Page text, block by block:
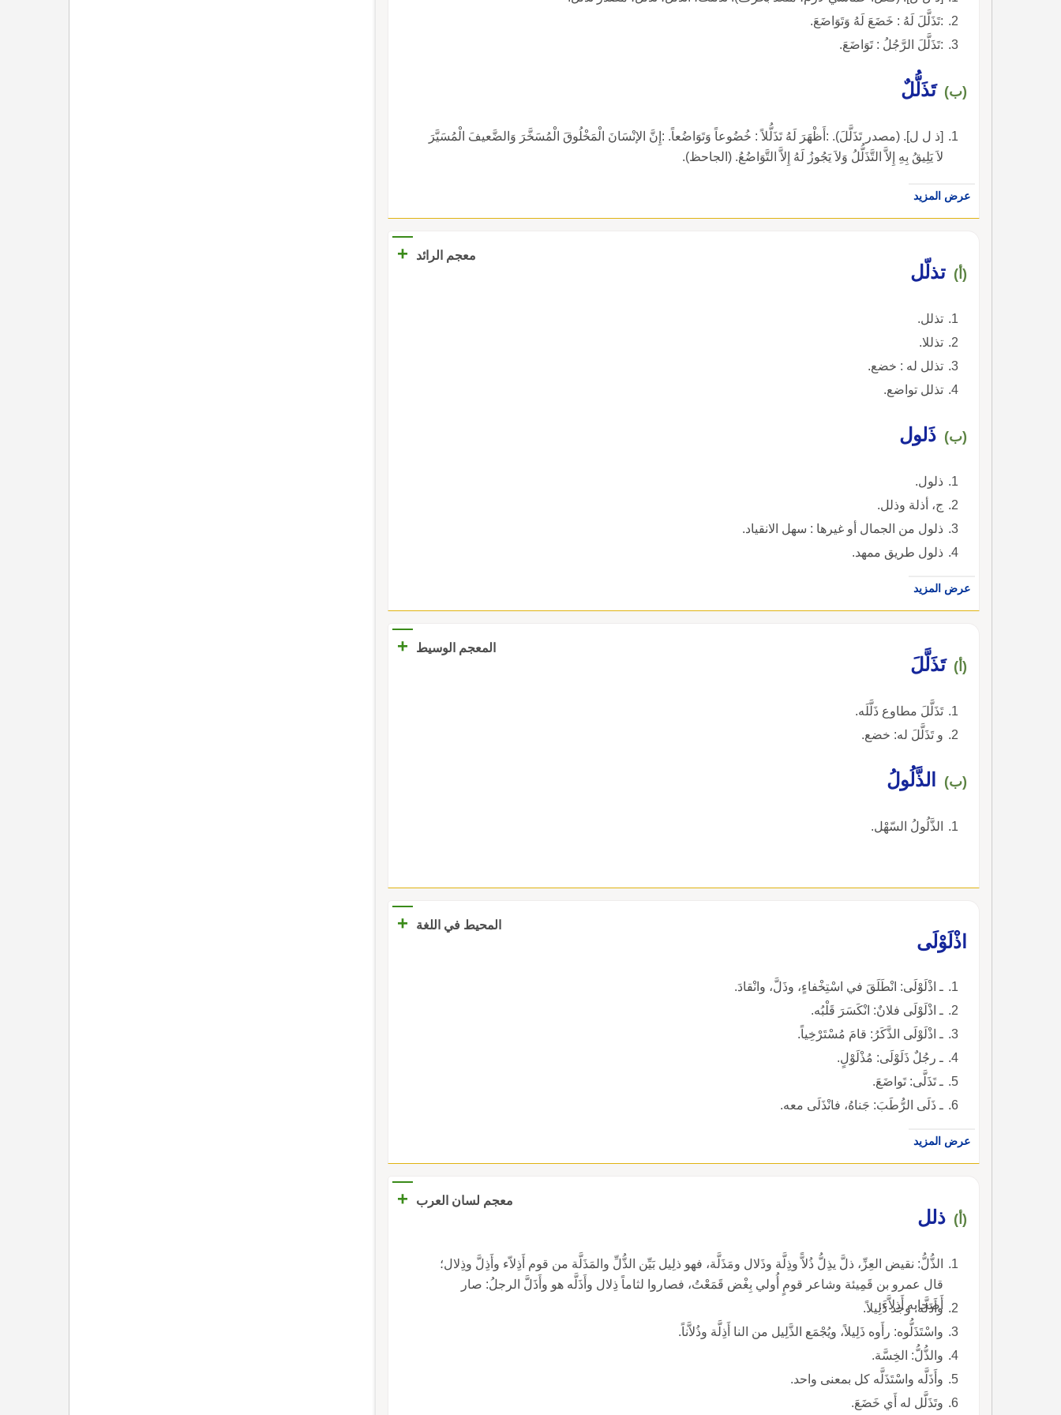
:تَذَلَّلَ لَهُ : خَضَعَ لَهُ وَتَوَاضَعَ.
:تَذَلَّلَ الرَّجُلُ : تَوَاضَعَ.
(ب) تَذَلُّلٌ
[ذ ل ل]. (مصدر تَذَلَّلَ). :أَظْهَرَ لَهُ تَذَلُّلاً : خُضُوعاً وَتَوَاضُعاً. :إِنَّ الإنْسَانَ الْمَخْلُوقَ الْمُسَخَّرَ وَالضَّعيفَ الْمُسَيَّرَ
لاَ يَلِيقُ بِهِ إِلاَّ التَّذَلُّلُ وَلاَ يَجُوزُ لَهُ إِلاَّ التَّوَاضُعُ. (الجاحظ).
عرض المزيد
معجم الرائد +
(أ) تذلّل
تذلل.
تذللا.
تذلل له : خضع.
تذلل تواضع.
(ب) ذَلول
ذلول.
ج، أذلة وذلل.
ذلول من الجمال أو غيرها : سهل الانقياد.
ذلول طريق ممهد.
عرض المزيد
المعجم الوسيط +
(أ) تَذَلَّلَ
تَذَلَّلَ مطاوع ذَلَّلَه.
و تَذَلَّلَ له: خضع.
(ب) الذَّلُولُ
الذَّلُولُ السّهْل.
المحيط في اللغة
+
اذْلَوْلَى
ـ اذْلَوْلَى: انْطَلَقَ في اسْتِخْفاءٍ، وذَلَّ، وانْقادَ.
ـ اذْلَوْلَى فلانٌ: انْكَسَرَ قَلْبُه.
ـ اذْلَوْلَى الذَّكَرُ: قامَ مُسْتَرْخِياً.
ـ رجُلٌ ذَلَوْلَى: مُذْلَوْلٍ.
ـ تَذَلَّى: تَواضَعَ.
ـ ذَلَى الرُّطَبَ: جَناهُ، فانْذَلَى معه.
عرض المزيد
معجم لسان العرب +
(أ) ذلل
الذُّلُّ: نقيض العِزِّ، ذلَّ يذِلُّ ذُلاًّ وذِلَّة وذَلال ومَذَلَّة، فهو ذلِيل بَيِّن الذُّلِّ والمَذَلَّة من قوم أَذِلاّء وأَذِلَّ وذِلال؛
قال عمرو بن قَمِيئة وشاعر قومٍ أُولي بِغْض قَمَعْتُ، فصاروا لثاماً ذِلال وأَذَلَّه هو وأَذَلَّ الرجلُ: صار
أَصحابه أَذِلاَّءَ.
وأَذَلَّه: وجد ذَلِيلاً.
واسْتَذَلُّوه: رأَوه ذَلِيلاً، ويُجْمَع الذَّلِيل من النا أَذِلَّة وذُلاَّناً.
والذُّلُّ: الخِسَّة.
وأَذَلَّه واسْتَذَلَّه كل بمعنى واحد.
وتَذَلَّل له أَي خَضَعَ.